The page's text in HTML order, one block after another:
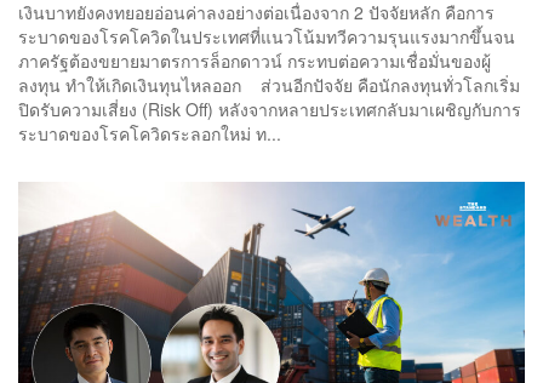
เงินบาทยังคงทยอยอ่อนค่าลงอย่างต่อเนื่องจาก 2 ปัจจัยหลัก คือการ
ระบาดของโรคโควิดในประเทศที่แนวโน้มทวีความรุนแรงมากขึ้นจน
ภาครัฐต้องขยายมาตรการล็อกดาวน์ กระทบต่อความเชื่อมั่นของผู้
ลงทุน ทำให้เกิดเงินทุนไหลออก ส่วนอีกปัจจัย คือนักลงทุนทั่วโลกเริ่ม
ปิดรับความเสี่ยง (Risk Off) หลังจากหลายประเทศกลับมาเผชิญกับการ
ระบาดของโรคโควิดระลอกใหม่ ท...